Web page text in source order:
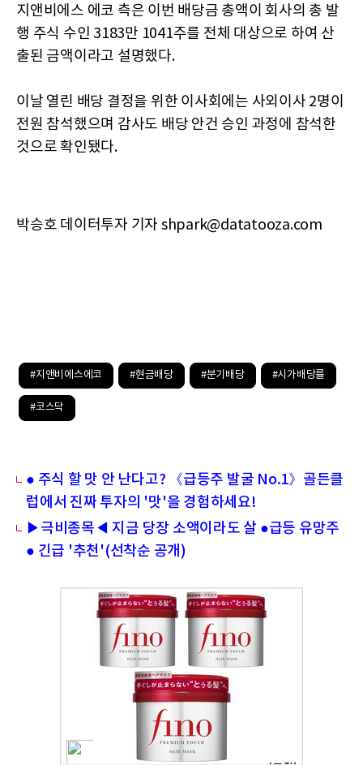
지앤비에스 에코 측은 이번 배당금 총액이 회사의 총 발
행 주식 수인 3183만 1041주를 전체 대상으로 하여 산
출된 금액이라고 설명했다.
이날 열린 배당 결정을 위한 이사회에는 사외이사 2명이
전원 참석했으며 감사도 배당 안건 승인 과정에 참석한
것으로 확인됐다.
박승호 데이터투자 기자 shpark@datatooza.com
#지앤비에스에코 #현금배당 #분기배당 #시가배당률
#코스닥
● 주식 할 맛 안 난다고? 《급등주 발굴 No.1》골든클
럽에서 진짜 투자의 '맛'을 경험하세요!
▶극비종목◀ 지금 당장 소액이라도 살 ●급등 유망주
● 긴급 '추천'(선착순 공개)